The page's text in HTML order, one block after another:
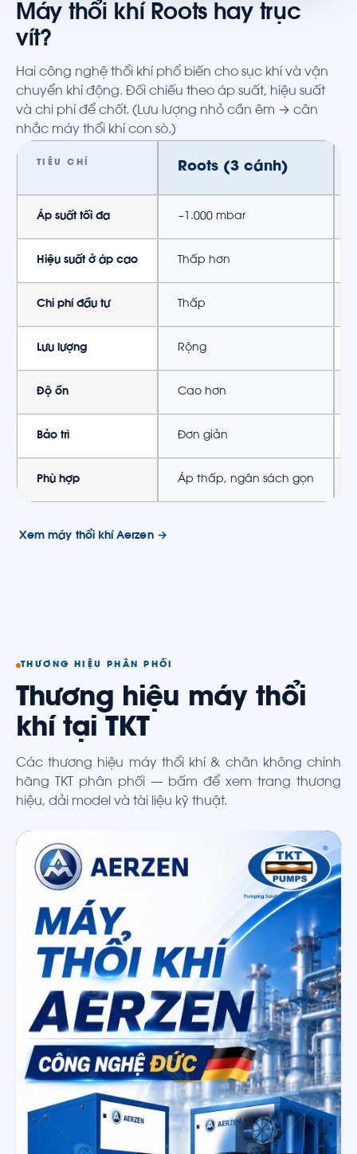
Máy thổi khí Roots hay trục
vít?
Hai công nghệ thổi khí phổ biến cho sục khí và vận
chuyển khí động. Đối chiếu theo áp suất, hiệu suất
và chi phí để chốt. (Lưu lượng nhỏ cần êm → cân
nhắc máy thổi khí con sò.)
TIÊU CHÍ Roots (3 cánh)
Áp suất tối đa ~1.000 mbar
Hiệu suất ở áp cao Thấp hơn
Chi phí đầu tư Thấp
Lưu lượng Rộng
Độ ồn Cao hơn
Bảo trì Đơn giản
Phù hợp Áp thấp, ngân sách gọn
Xem máy thổi khí Aerzen →
THƯƠNG HIỆU PHÂN PHỐI
Thương hiệu máy thổi
khí tại TKT
Các thương hiệu máy thổi khí & chân không chính
hãng TKT phân phối — bấm để xem trang thương
hiệu, dải model và tài liệu kỹ thuật.